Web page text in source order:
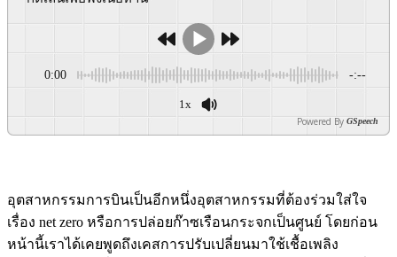
0:00 -:--
1x
Powered By GSpeech
อุตสาหกรรมการบินเป็นอีกหนึ่งอุตสาหกรรมที่ต้องร่วมใส่ใจ
เรื่อง net zero หรือการปล่อยก๊าซเรือนกระจกเป็นศูนย์ โดยก่อน
หน้านี้เราได้เคยพูดถึงเคสการปรับเปลี่ยนมาใช้เชื้อเพลิง